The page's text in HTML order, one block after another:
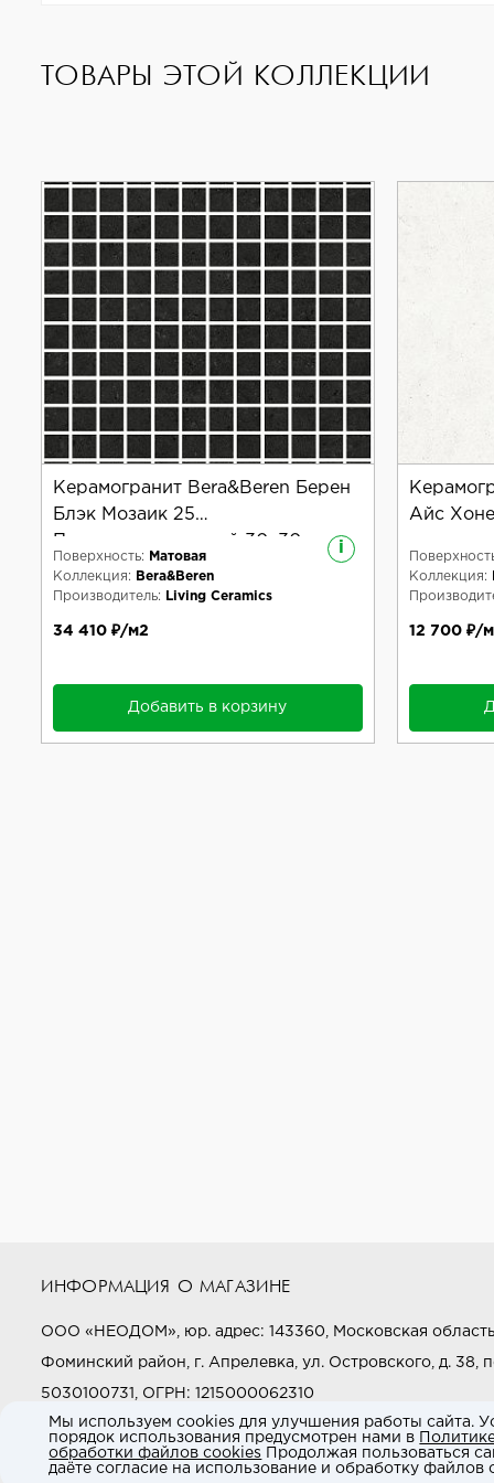
Этот керамогранит обладает
уникальным дизайном и широким выбором цветов
ТОВАРЫ ЭТОЙ КОЛЛЕКЦИИ
Керамогранит Bera&Beren Берен
Блэк Мозаик 25
Противоскользящий 30x30
i
Поверхность:
Матовая
Коллекция:
Bera&Beren
Производитель:
Living Ceramics
34 410 ₽/м2
Добавить в корзину
Айс
Коллекция:
12 700 ₽/
ИНФОРМАЦИЯ О МАГАЗИНЕ
ООО «НЕОДОМ», юр. адрес: 143360, Московская
Фоминский район, г. Апрелевка, ул. Островского, д. 38,
5030100731, ОГРН: 1215000062310
Звоните нам:+7 (800) 505-97-97
E-mail: market@neodom.ru
Мы используем cookies для улучшения работы сайта.
порядок использования предусмотрен нами в
обработки файлов cookies Продолжая пользоваться
даёте согласие на использование и обработку файлов